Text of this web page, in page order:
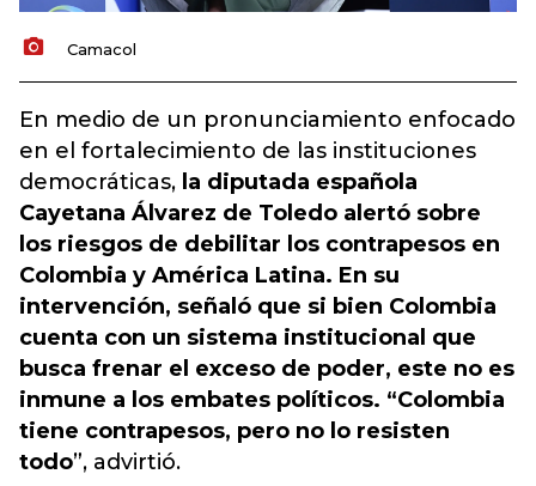
Camacol
En medio de un pronunciamiento enfocado
en el fortalecimiento de las instituciones
democráticas, la diputada española
Cayetana Álvarez de Toledo alertó sobre
los riesgos de debilitar los contrapesos en
Colombia y América Latina. En su
intervención, señaló que si bien Colombia
cuenta con un sistema institucional que
busca frenar el exceso de poder, este no es
inmune a los embates políticos. “Colombia
tiene contrapesos, pero no lo resisten
todo”, advirtió.